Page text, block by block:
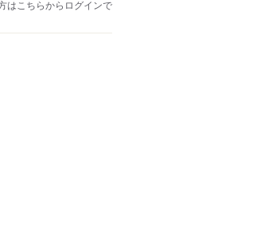
はこちらからログインで